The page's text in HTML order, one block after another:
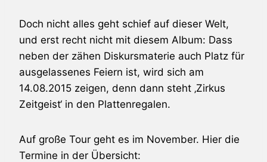
Doch nicht alles geht schief auf dieser Welt,
und erst recht nicht mit diesem Album: Dass
neben der zähen Diskursmaterie auch Platz für
ausgelassenes Feiern ist, wird sich am
14.08.2015 zeigen, denn dann steht ‚Zirkus
Zeitgeist‘ in den Plattenregalen.
Auf große Tour geht es im November. Hier die
Termine in der Übersicht: